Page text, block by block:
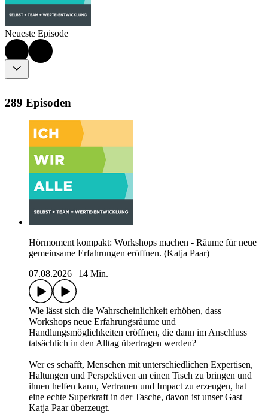
Neueste Episode
289 Episoden
Hörmoment kompakt: Workshops machen - Räume für neue
gemeinsame Erfahrungen eröffnen. (Katja Paar)
07.08.2026
14 Min.
Wie lässt sich die Wahrscheinlichkeit erhöhen, dass
Workshops neue Erfahrungsräume und
Handlungsmöglichkeiten eröffnen, die dann im Anschluss
tatsächlich in den Alltag übertragen werden?
Wer es schafft, Menschen mit unterschiedlichen Expertisen,
Haltungen und Perspektiven an einen Tisch zu bringen und
ihnen helfen kann, Vertrauen und Impact zu erzeugen, hat
eine echte Superkraft in der Tasche, davon ist unser Gast
Katja Paar überzeugt.